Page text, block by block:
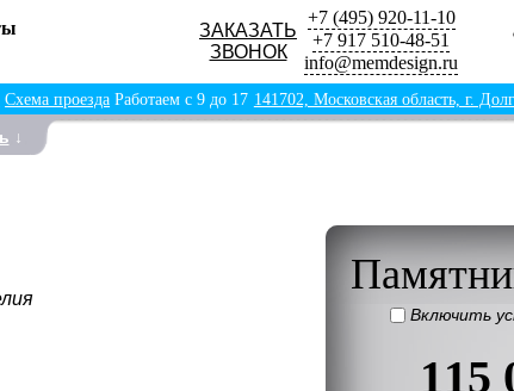
ЗАКАЗАТЬ
ЗВОНОК
+7 (495) 920-11-10
+7 917 510-48-51
info@memdesign.ru
Схема проезда Работаем с 9 до 17 141702, Московская область, г.
↓
Включить
115